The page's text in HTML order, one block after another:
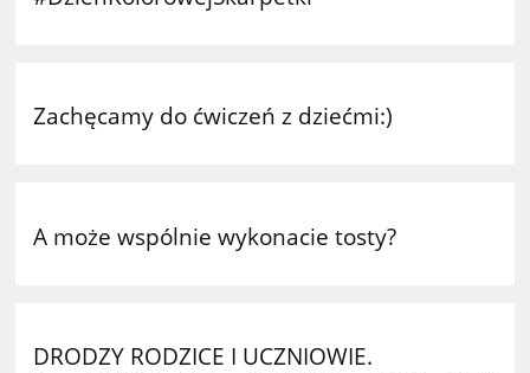
Zachęcamy do ćwiczeń z dziećmi:)
A może wspólnie wykonacie tosty?
DRODZY RODZICE I UCZNIOWIE.